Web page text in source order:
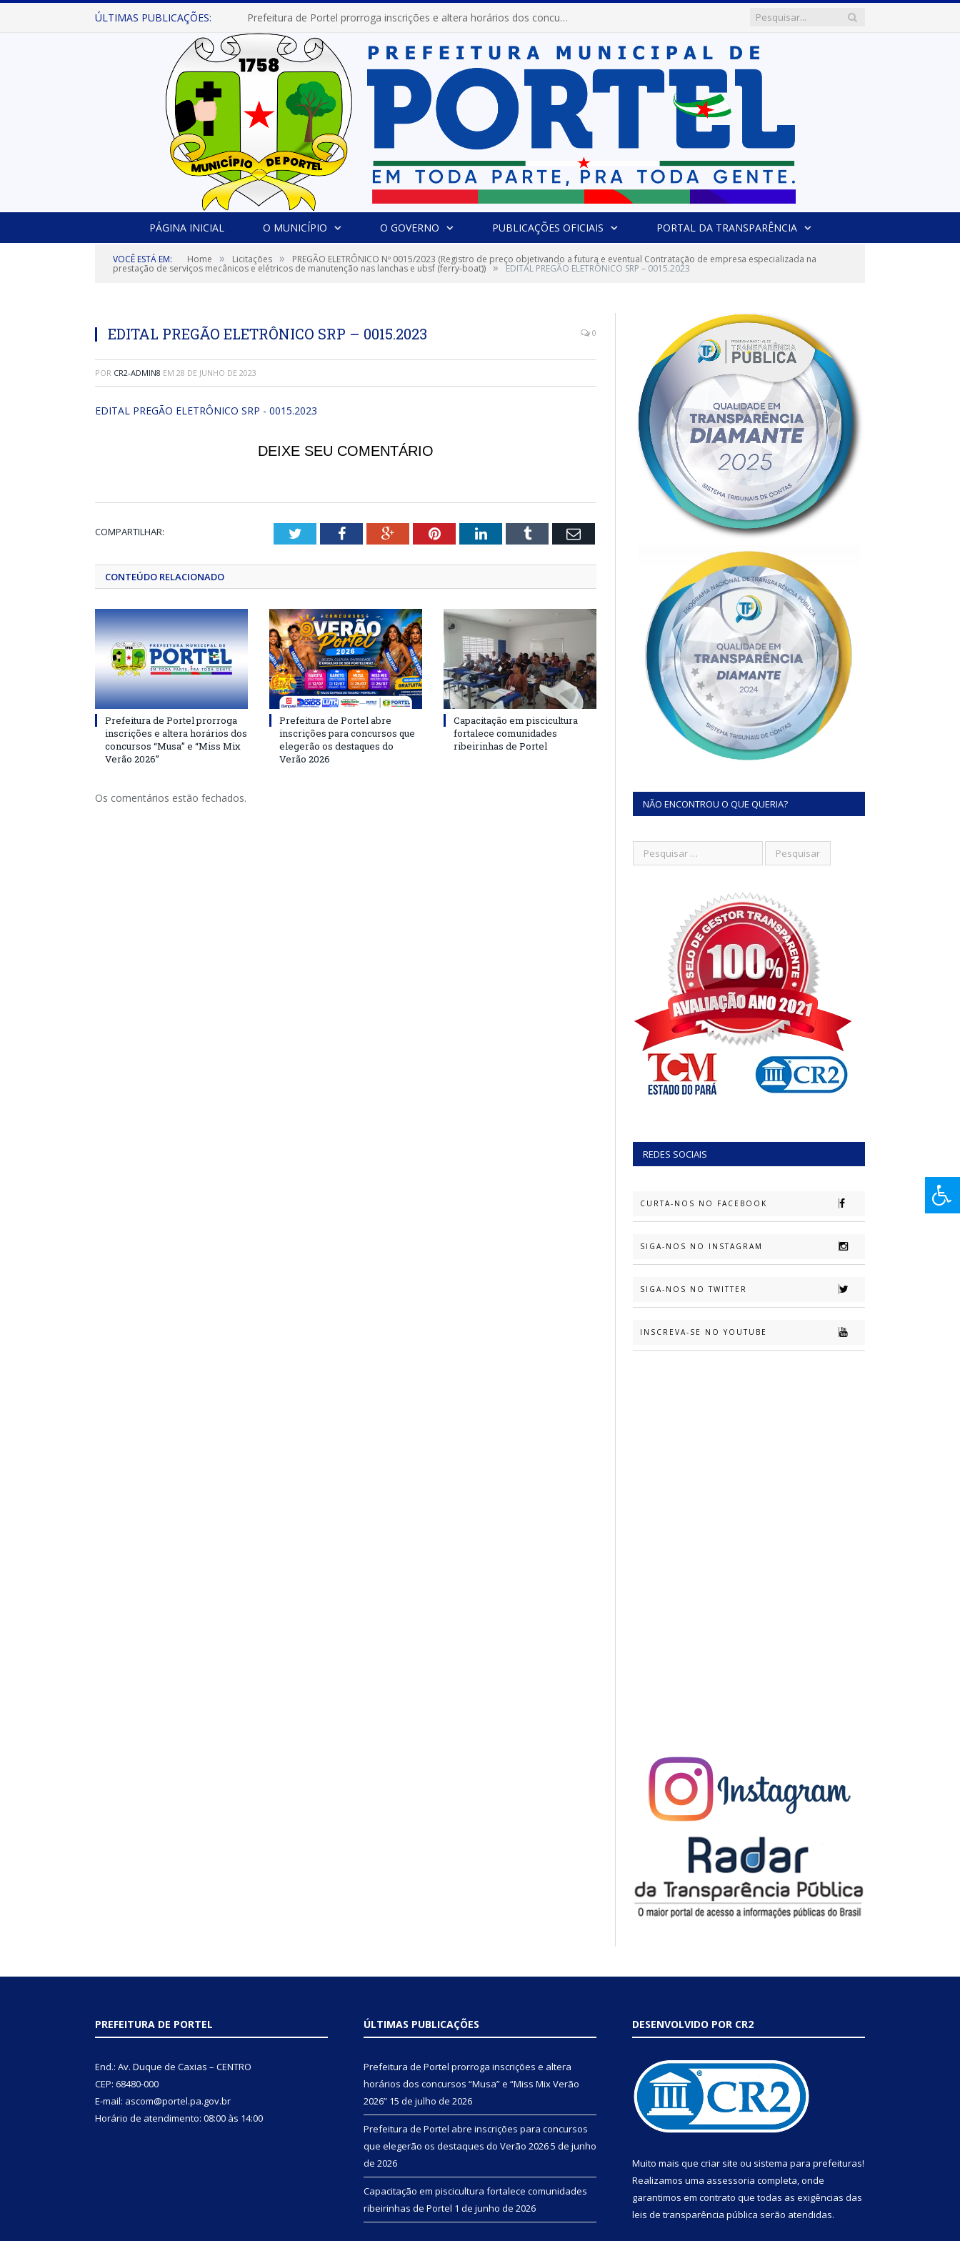
ÚLTIMAS PUBLICAÇÕES: Prefeitura de Portel prorroga inscrições e altera horários dos concursos “Musa” e “Miss Mix Verão 2026”
PÁGINA INICIAL O MUNICÍPIO O GOVERNO PUBLICAÇÕES OFICIAIS PORTAL DA TRANSPARÊNCIA
VOCÊ ESTÁ EM: Home » Licitações » PREGÃO ELETRÔNICO Nº 0015/2023 (Registro de preço objetivando a futura e eventual Contratação de empresa especializada na
prestação de serviços mecânicos e elétricos de manutenção nas lanchas e ubsf (ferry-boat)) » EDITAL PREGÃO ELETRÔNICO SRP – 0015.2023
EDITAL PREGÃO ELETRÔNICO SRP – 0015.2023 0
POR CR2-ADMIN8 EM 28 DE JUNHO DE 2023
EDITAL PREGÃO ELETRÔNICO SRP - 0015.2023
DEIXE SEU COMENTÁRIO
COMPARTILHAR: TwitterFacebookGoogle+PinterestLinkedInTumblr Email
CONTEÚDO RELACIONADO
Prefeitura de Portel prorroga
inscrições e altera horários dos
concursos “Musa” e “Miss Mix
Verão 2026”
Prefeitura de Portel abre
inscrições para concursos que
elegerão os destaques do
Verão 2026
Capacitação em piscicultura
fortalece comunidades
ribeirinhas de Portel
Os comentários estão fechados. NÃO ENCONTROU O QUE QUERIA?
REDES SOCIAIS
CURTA-NOS NO FACEBOOK
SIGA-NOS NO INSTAGRAM
SIGA-NOS NO TWITTER
INSCREVA-SE NO YOUTUBE
PREFEITURA DE PORTEL
End.: Av. Duque de Caxias – CENTRO
CEP: 68480-000
E-mail: ascom@portel.pa.gov.br
Horário de atendimento: 08:00 às 14:00
ÚLTIMAS PUBLICAÇÕES
Prefeitura de Portel prorroga inscrições e altera
horários dos concursos “Musa” e “Miss Mix Verão
2026” 15 de julho de 2026
Prefeitura de Portel abre inscrições para concursos
que elegerão os destaques do Verão 20265 de junho
de 2026
Capacitação em piscicultura fortalece comunidades
ribeirinhas de Portel 1 de junho de 2026
DESENVOLVIDO POR CR2
Muito mais que criar site ou sistema para prefeituras!
Realizamos uma assessoria completa, onde
garantimos em contrato que todas as exigências das
leis de transparência pública serão atendidas.